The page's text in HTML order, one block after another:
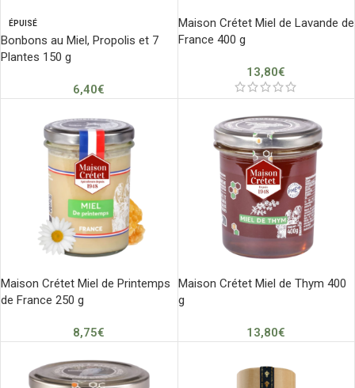
ÉPUISÉ
Bonbons au Miel, Propolis et 7
Plantes 150 g
6,40€
Maison Crétet Miel de Lavande de
France 400 g
13,80€
Maison Crétet Miel de Printemps
de France 250 g
8,75€
Maison Crétet Miel de Thym 400
g
13,80€